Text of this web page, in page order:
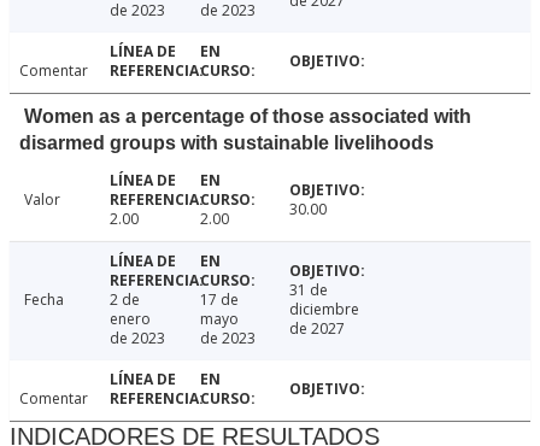
de 2023
de 2023
Comentar
Women as a percentage of those associated with
disarmed groups with sustainable livelihoods
Valor
2.00
2.00 30.00
Fecha
2 de
enero
de 2023
17 de
mayo
de 2023
31 de
diciembre
de 2027
Comentar
INDICADORES DE RESULTADOS